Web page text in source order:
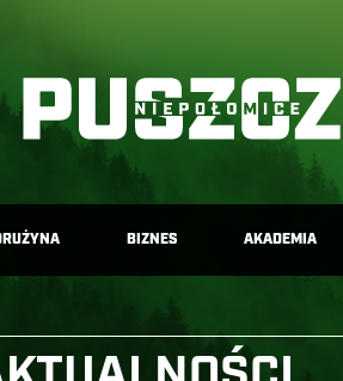
BIZNES AKADEMIA